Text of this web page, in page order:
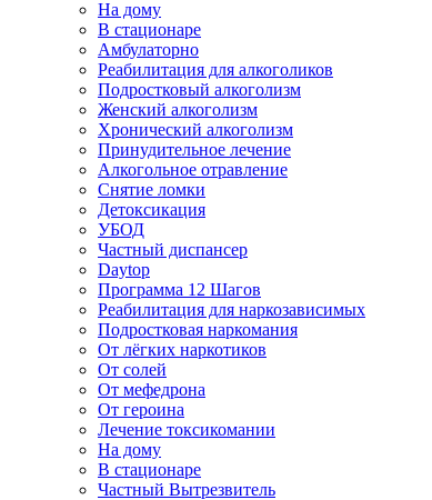
На дому
В стационаре
Амбулаторно
Реабилитация для алкоголиков
Подростковый алкоголизм
Женский алкоголизм
Хронический алкоголизм
Принудительное лечение
Алкогольное отравление
Снятие ломки
Детоксикация
УБОД
Частный диспансер
Daytop
Программа 12 Шагов
Реабилитация для наркозависимых
Подростковая наркомания
От лёгких наркотиков
От солей
От мефедрона
От героина
Лечение токсикомании
На дому
В стационаре
Частный Вытрезвитель